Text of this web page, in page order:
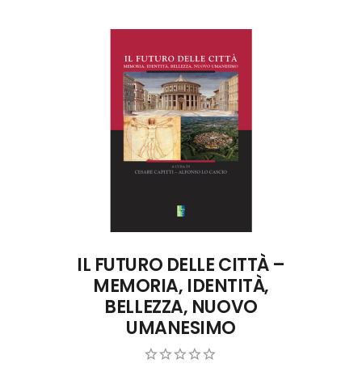
ACQUISTA ONLINE
IL FUTURO DELLE CITTÀ –
MEMORIA, IDENTITÀ,
BELLEZZA, NUOVO
UMANESIMO